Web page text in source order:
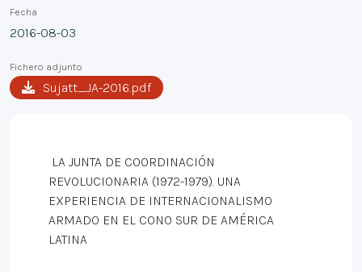
Fecha
2016-08-03
Fichero adjunto
Sujatt_JA-2016.pdf
LA JUNTA DE COORDINACIÓN
REVOLUCIONARIA (1972-1979). UNA
EXPERIENCIA DE INTERNACIONALISMO
ARMADO EN EL CONO SUR DE AMÉRICA
LATINA